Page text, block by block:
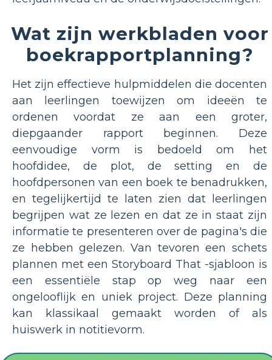
Wat zijn werkbladen voor
boekrapportplanning?
Het zijn effectieve hulpmiddelen die docenten
aan leerlingen toewijzen om ideeën te
ordenen voordat ze aan een groter,
diepgaander rapport beginnen. Deze
eenvoudige vorm is bedoeld om het
hoofdidee, de plot, de setting en de
hoofdpersonen van een boek te benadrukken,
en tegelijkertijd te laten zien dat leerlingen
begrijpen wat ze lezen en dat ze in staat zijn
informatie te presenteren over de pagina's die
ze hebben gelezen. Van tevoren een schets
plannen met een Storyboard That -sjabloon is
een essentiële stap op weg naar een
ongelooflijk en uniek project. Deze planning
kan klassikaal gemaakt worden of als
huiswerk in notitievorm.